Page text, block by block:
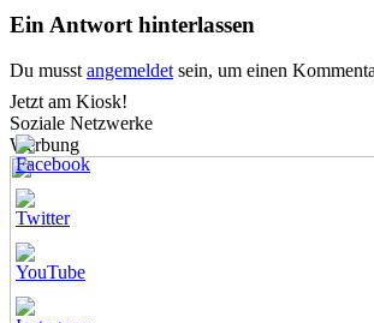
Ein Antwort hinterlassen
Du musstangemeldetsein, um einen
Jetzt am Kiosk!
Soziale Netzwerke
Werbung